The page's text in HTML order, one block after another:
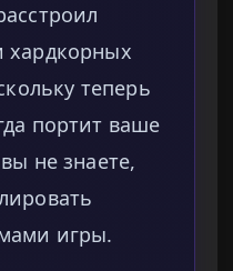
хардкорных
теперь
портит ваше
не знаете,
игры.